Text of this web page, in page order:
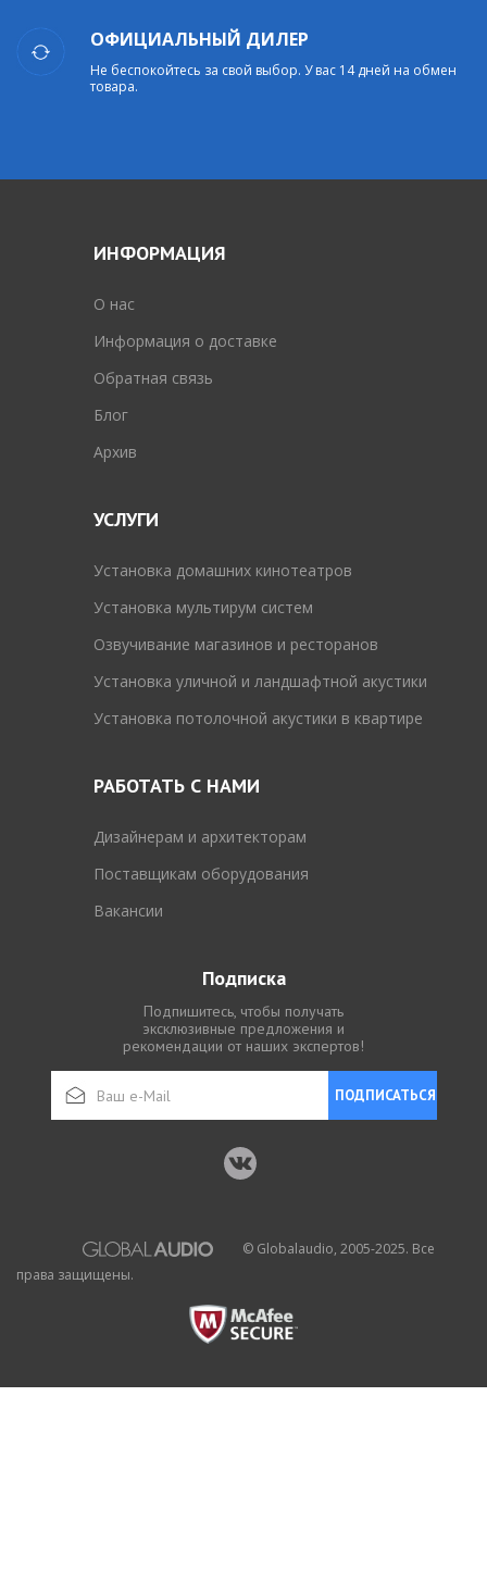
ОФИЦИАЛЬНЫЙ ДИЛЕР
Не беспокойтесь за свой выбор. У вас 14 дней на обмен
товара.
ИНФОРМАЦИЯ
O нас
Информация о доставке
Обратная связь
Блог
Архив
УСЛУГИ
Установка домашних кинотеатров
Установка мультирум систем
Озвучивание магазинов и ресторанов
Установка уличной и ландшафтной акустики
Установка потолочной акустики в квартире
РАБОТАТЬ С НАМИ
Дизайнерам и архитекторам
Поставщикам оборудования
Вакансии
Подписка
Подпишитесь, чтобы получать
эксклюзивные предложения и
рекомендации от наших экспертов!
ПОДПИСАТЬСЯ
© Globalaudio, 2005-2025. Все
права защищены.